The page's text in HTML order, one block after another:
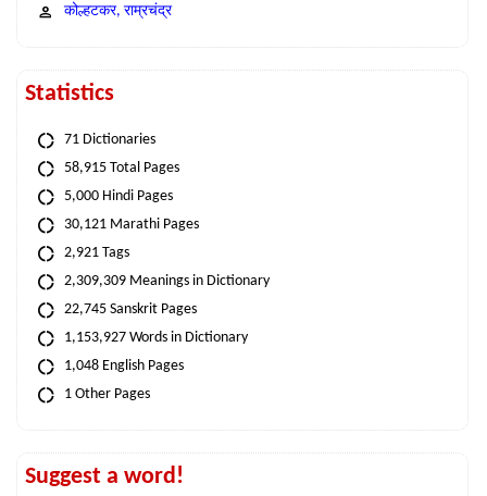
कोल्हटकर, राम्रचंद्र
Statistics
71 Dictionaries
58,915 Total Pages
5,000 Hindi Pages
30,121 Marathi Pages
2,921 Tags
2,309,309 Meanings in Dictionary
22,745 Sanskrit Pages
1,153,927 Words in Dictionary
1,048 English Pages
1 Other Pages
Suggest a word!